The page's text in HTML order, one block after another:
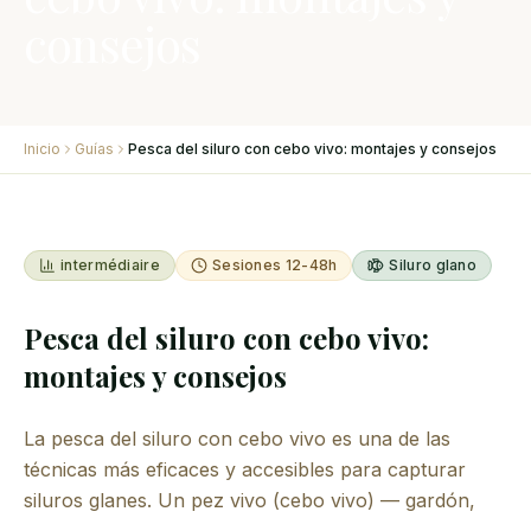
Inicio Guías Pesca del siluro con cebo vivo: montajes y consejos
intermédiaire Sesiones 12-48h Siluro glano
Pesca del siluro con cebo vivo:
montajes y consejos
La pesca del siluro con cebo vivo es una de las
técnicas más eficaces y accesibles para capturar
siluros glanes. Un pez vivo (cebo vivo) — gardón,